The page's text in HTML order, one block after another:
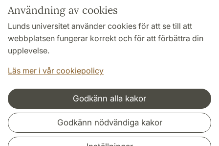
Användning av cookies
Lunds universitet använder cookies för att se till att
webbplatsen fungerar korrekt och för att förbättra din
upplevelse.
Läs mer i vår cookiepolicy
Godkänn alla kakor
Godkänn nödvändiga kakor
Genvägar
Om webbplatsen och cookies
Behandling av personuppgifter
Tillgänglighetsredogörelse
Samarbeten och nätverk